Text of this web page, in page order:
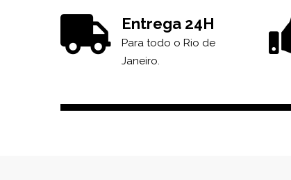
Entrega 24H
Para todo o Rio de
Janeiro.